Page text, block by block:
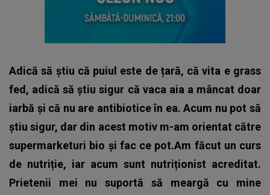
Adică să știu că puiul este de țară, că vita e grass
fed, adică să știu sigur că vaca aia a mâncat doar
iarbă și că nu are antibiotice în ea. Acum nu pot să
știu sigur, dar din acest motiv m-am orientat către
supermarketuri bio și fac ce pot.Am făcut un curs
de nutriție, iar acum sunt nutriționist acreditat.
Prietenii mei nu suportă să meargă cu mine